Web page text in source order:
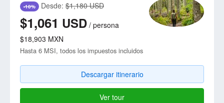
-10% Desde: $1,180 USD
$1,061 USD / persona
$18,903 MXN
Hasta 6 MSI, todos los impuestos incluidos
Descargar itinerario
Ver tour